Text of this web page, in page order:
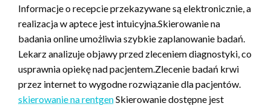
Informacje o recepcie przekazywane są elektronicznie, a
realizacja w aptece jest intuicyjna.Skierowanie na
badania online umożliwia szybkie zaplanowanie badań.
Lekarz analizuje objawy przed zleceniem diagnostyki, co
usprawnia opiekę nad pacjentem.Zlecenie badań krwi
przez internet to wygodne rozwiązanie dla pacjentów.
skierowanie na rentgenSkierowanie dostępne jest